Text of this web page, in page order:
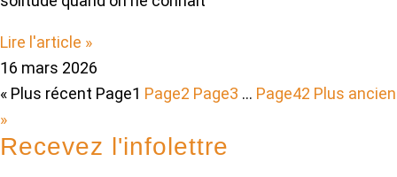
Lire l'article »
16 mars 2026
« Plus récent Page1 Page2 Page3 … Page42 Plus ancien
»
Recevez l'infolettre